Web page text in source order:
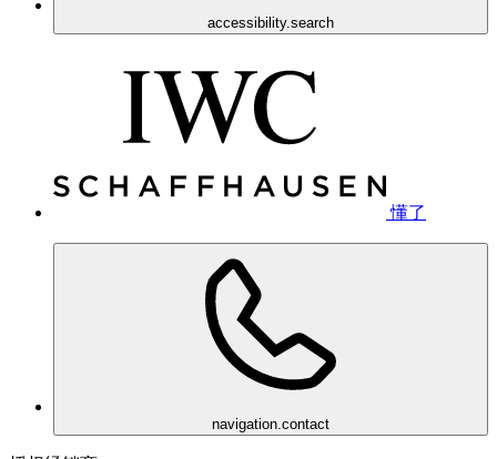
accessibility.search
懂了
navigation.contact